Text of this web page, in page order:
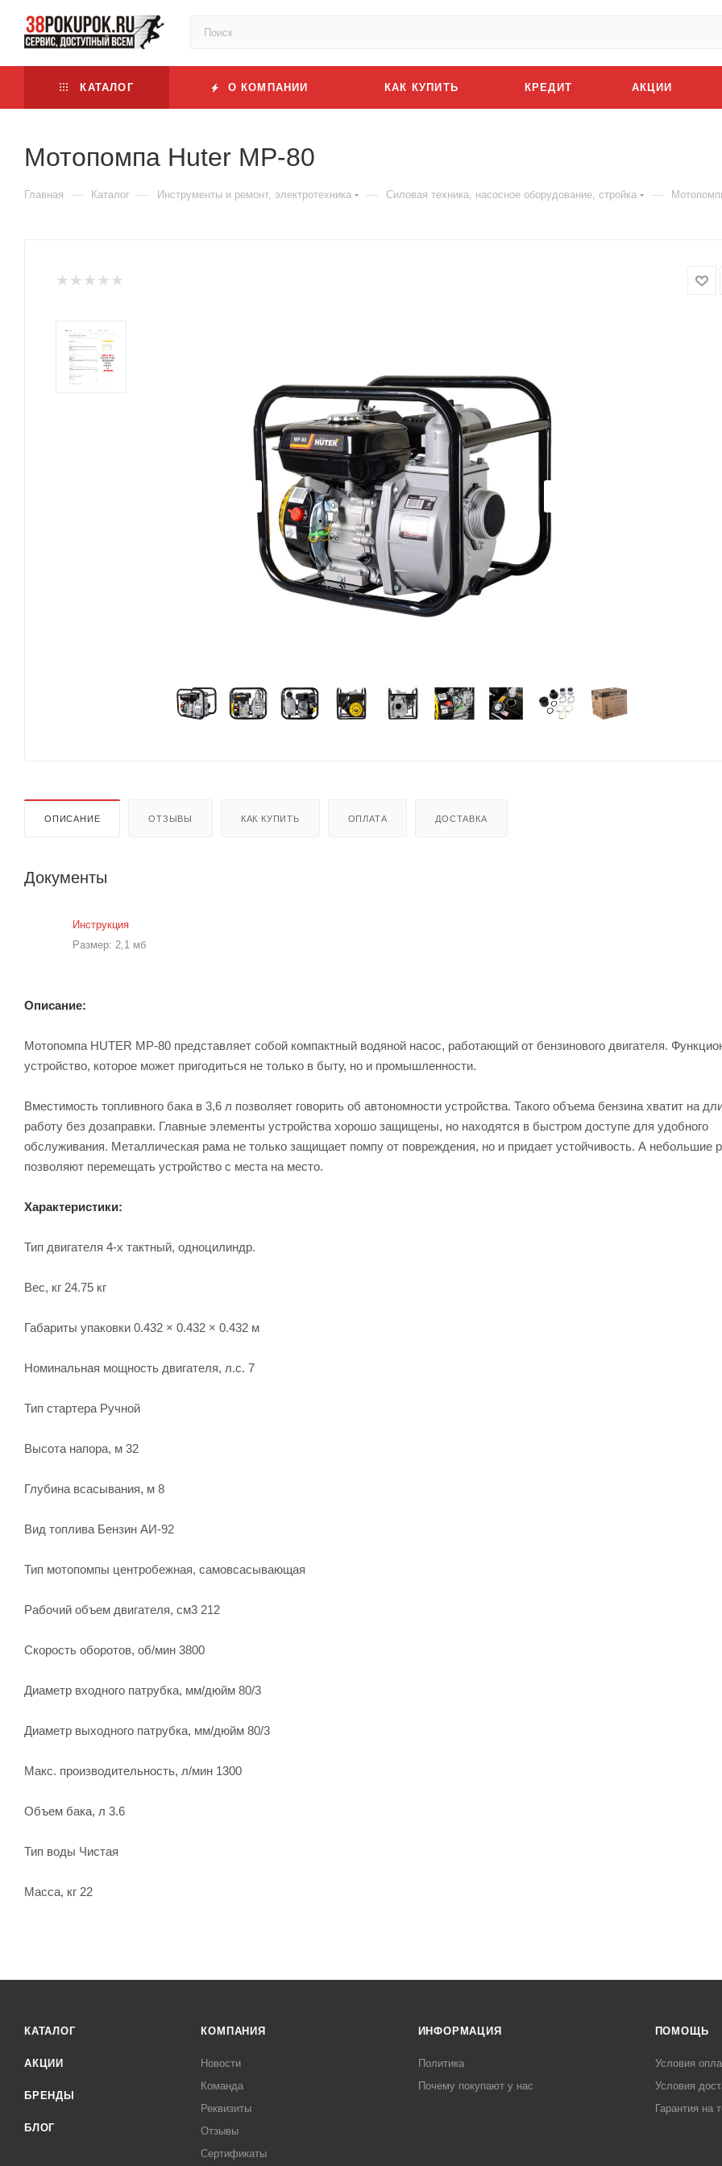
КАТАЛОГ О КОМПАНИИ КАК КУПИТЬ КРЕДИТ АКЦИИ
Мотопомпа Huter MP-80
Главная — Каталог — Инструменты и ремонт, электротехника — Силовая техника, насосное оборудование, стройка —
ОПИСАНИЕ ОТЗЫВЫ КАК КУПИТЬ ОПЛАТА ДОСТАВКА
Документы
Инструкция
Размер: 2,1 мб
Описание:
Мотопомпа HUTER MP-80 представляет собой компактный водяной насос, работающий от бензинового двигателя.
устройство, которое может пригодиться не только в быту, но и промышленности.
Вместимость топливного бака в 3,6 л позволяет говорить об автономности устройства. Такого объема бензина хватит на
работу без дозаправки. Главные элементы устройства хорошо защищены, но находятся в быстром доступе для удобного
обслуживания. Металлическая рама не только защищает помпу от повреждения, но и придает устойчивость. А небольшие
позволяют перемещать устройство с места на место.
Характеристики:
Тип двигателя 4-х тактный, одноцилиндр.
Вес, кг 24.75 кг
Габариты упаковки 0.432 × 0.432 × 0.432 м
Номинальная мощность двигателя, л.с. 7
Тип стартера Ручной
Высота напора, м 32
Глубина всасывания, м 8
Вид топлива Бензин АИ-92
Тип мотопомпы центробежная, самовсасывающая
Рабочий объем двигателя, см3 212
Скорость оборотов, об/мин 3800
Диаметр входного патрубка, мм/дюйм 80/3
Диаметр выходного патрубка, мм/дюйм 80/3
Макс. производительность, л/мин 1300
Объем бака, л 3.6
Тип воды Чистая
Масса, кг 22
КАТАЛОГ
АКЦИИ
БРЕНДЫ
БЛОГ
КОМПАНИЯ
Новости
Команда
Реквизиты
Отзывы
Сертификаты
ИНФОРМАЦИЯ
Политика
Почему покупают у нас
ПОМОЩЬ
Условия
Условия
Гарантия на